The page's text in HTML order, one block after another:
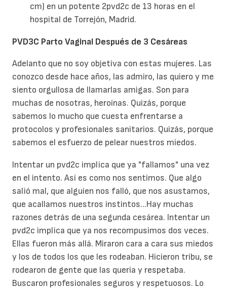
cm) en un potente 2pvd2c de 13 horas en el
hospital de Torrejón, Madrid.
PVD3C Parto Vaginal Después de 3 Cesáreas
Adelanto que no soy objetiva con estas mujeres. Las
conozco desde hace años, las admiro, las quiero y me
siento orgullosa de llamarlas amigas. Son para
muchas de nosotras, heroínas. Quizás, porque
sabemos lo mucho que cuesta enfrentarse a
protocolos y profesionales sanitarios. Quizás, porque
sabemos el esfuerzo de pelear nuestros miedos.
Intentar un pvd2c implica que ya "fallamos" una vez
en el intento. Así es como nos sentimos. Que algo
salió mal, que alguien nos falló, que nos asustamos,
que acallamos nuestros instintos...Hay muchas
razones detrás de una segunda cesárea. Intentar un
pvd2c implica que ya nos recompusimos dos veces.
Ellas fueron más allá. Miraron cara a cara sus miedos
y los de todos los que les rodeaban. Hicieron tribu, se
rodearon de gente que las queria y respetaba.
Buscaron profesionales seguros y respetuosos. Lo